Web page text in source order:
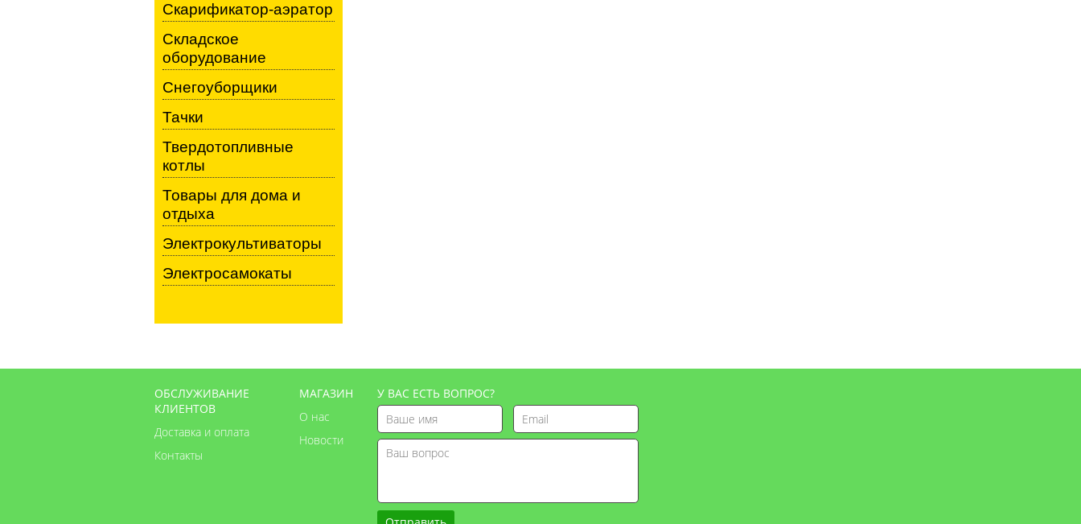
Скарификатор-аэратор
Складское
оборудование
Снегоуборщики
Тачки
Твердотопливные
котлы
Товары для дома и
отдыха
Электрокультиваторы
Электросамокаты
ОБСЛУЖИВАНИЕ
КЛИЕНТОВ
Доставка и оплата
Контакты
МАГАЗИН
О нас
Новости
У ВАС ЕСТЬ ВОПРОС?